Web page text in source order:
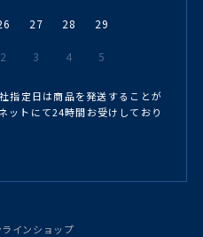
27 28 29
2 3 4 5
指定日は商品を発送することが
ットにて24時間お受けしており
インショップ